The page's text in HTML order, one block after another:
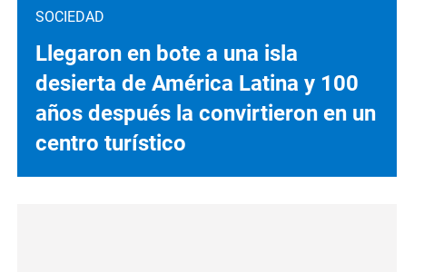
SOCIEDAD
Llegaron en bote a una isla
desierta de América Latina y 100
años después la convirtieron en un
centro turístico